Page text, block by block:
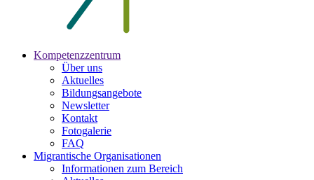
Kompetenzzentrum
Über uns
Aktuelles
Bildungsangebote
Newsletter
Kontakt
Fotogalerie
FAQ
Migrantische Organisationen
Informationen zum Bereich